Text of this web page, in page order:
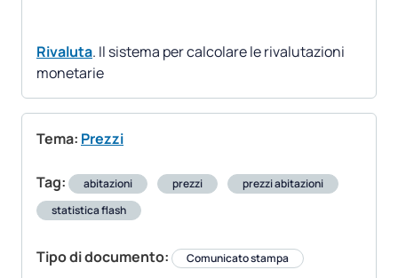
Rivaluta. Il sistema per calcolare le rivalutazioni
monetarie
Tema: Prezzi
Tag: abitazioni prezzi
prezzi abitazioni
statistica flash
Tipo di documento: Comunicato stampa